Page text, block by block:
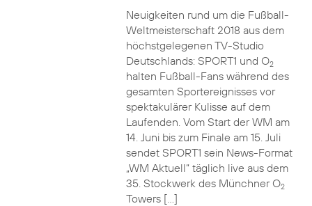
Neuigkeiten rund um die Fußball-
Weltmeisterschaft 2018 aus dem
höchstgelegenen TV-Studio
Deutschlands: SPORT1 und O2
halten Fußball-Fans während des
gesamten Sportereignisses vor
spektakulärer Kulisse auf dem
Laufenden. Vom Start der WM am
14. Juni bis zum Finale am 15. Juli
sendet SPORT1 sein News-Format
„WM Aktuell“ täglich live aus dem
35. Stockwerk des Münchner O2
Towers […]